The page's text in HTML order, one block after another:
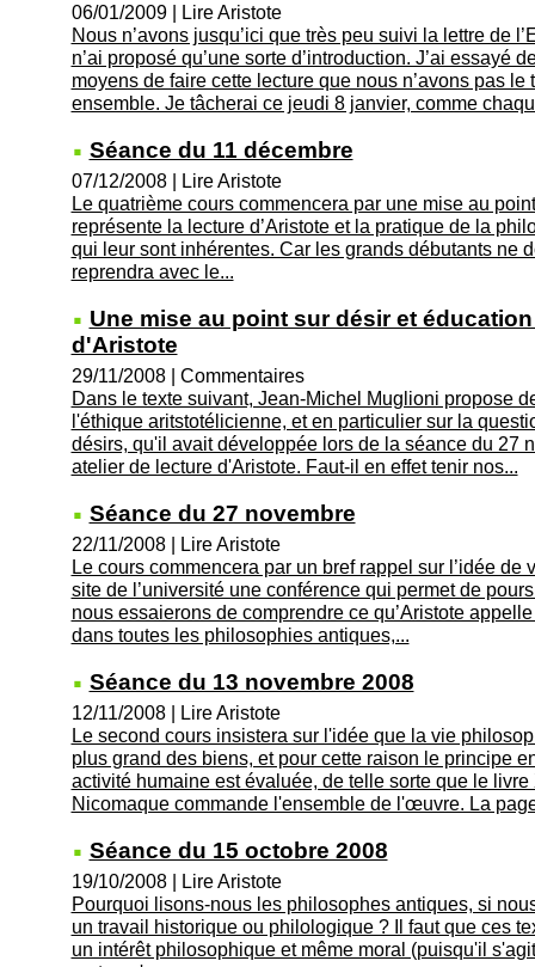
06/01/2009| Lire Aristote
Nous n’avons jusqu’ici que très peu suivi la lettre de
n’ai proposé qu’une sorte d’introduction. J’ai essayé
moyens de faire cette lecture que nous n’avons pas le
ensemble. Je tâcherai ce jeudi 8 janvier, comme
Séance du 11 décembre
07/12/2008| Lire Aristote
Le quatrième cours commencera par une mise au
représente la lecture d’Aristote et la pratique de la
qui leur sont inhérentes. Car les grands débutants ne
reprendra avec le...
Une mise au point sur désir et
d'Aristote
29/11/2008| Commentaires
Dans le texte suivant, Jean-Michel Muglioni propose
l'éthique aritstotélicienne, et en particulier sur la
désirs, qu'il avait développée lors de la séance du 27
atelier de lecture d'Aristote. Faut-il en effet tenir nos...
Séance du 27 novembre
22/11/2008| Lire Aristote
Le cours commencera par un bref rappel sur l’idée de
site de l’université une conférence qui permet de
nous essaierons de comprendre ce qu’Aristote
dans toutes les philosophies antiques,...
Séance du 13 novembre 2008
12/11/2008| Lire Aristote
Le second cours insistera sur l'idée que la vie
plus grand des biens, et pour cette raison le principe
activité humaine est évaluée, de telle sorte que le
Nicomaque commande l'ensemble de l'œuvre. La
Séance du 15 octobre 2008
19/10/2008| Lire Aristote
Pourquoi lisons-nous les philosophes antiques, si
un travail historique ou philologique ? Il faut que ces
un intérêt philosophique et même moral (puisqu'il